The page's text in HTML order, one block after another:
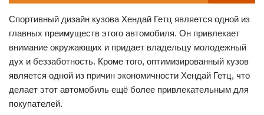
Спортивный дизайн кузова Хендай Гетц является одной из
главных преимуществ этого автомобиля. Он привлекает
внимание окружающих и придает владельцу молодежный
дух и беззаботность. Кроме того, оптимизированный кузов
является одной из причин экономичности Хендай Гетц, что
делает этот автомобиль ещё более привлекательным для
покупателей.